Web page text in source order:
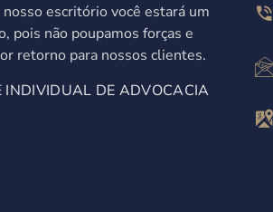
nosso escritório você estará um
pois não poupamos forças e
retorno para nossos clientes.
INDIVIDUAL DE ADVOCACIA